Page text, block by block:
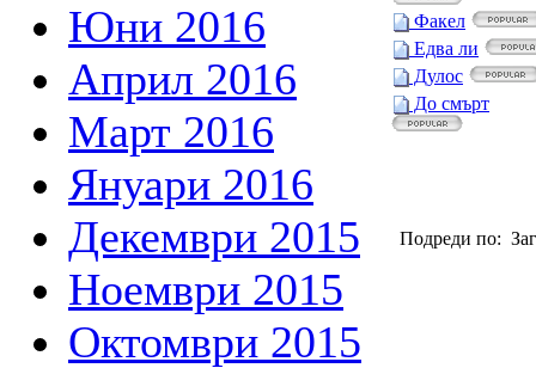
Юни 2016
Април 2016
Март 2016
Януари 2016
Декември 2015
Ноември 2015
Октомври 2015
Факел
Едва ли
Дулос
До смърт
Подреди по: